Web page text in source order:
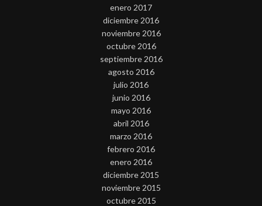
enero 2017
diciembre 2016
noviembre 2016
octubre 2016
septiembre 2016
agosto 2016
julio 2016
junio 2016
mayo 2016
abril 2016
marzo 2016
febrero 2016
enero 2016
diciembre 2015
noviembre 2015
octubre 2015